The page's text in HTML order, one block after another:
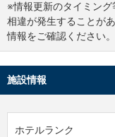
※情報更新のタイミン
相違が発生することが
情報をご確認ください。
施設情報
ホテルランク